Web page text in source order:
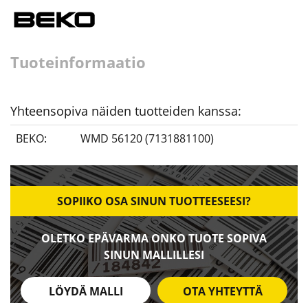
Tuoteinformaatio
Yhteensopiva näiden tuotteiden kanssa:
BEKO: WMD 56120 (7131881100)
SOPIIKO OSA SINUN TUOTTEESEESI?
OLETKO EPÄVARMA ONKO TUOTE SOPIVA
SINUN MALLILLESI
LÖYDÄ MALLI OTA YHTEYTTÄ